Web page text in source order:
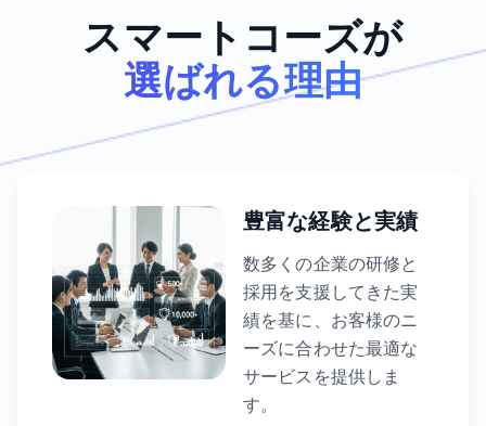
スマートコーズが
選ばれる理由
豊富な経験と実績
数多くの企業の研修と
採用を支援してきた実
績を基に、お客様のニ
ーズに合わせた最適な
サービスを提供しま
す。